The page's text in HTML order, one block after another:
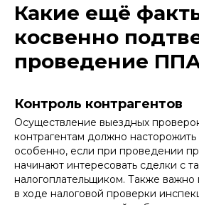
Какие ещё
косвенно
проведение
Контроль контрагентов
Осуществление выездных
контрагентам должно насторожить
особенно, если при проведении
начинают интересовать сделки с
налогоплательщиком. Также важно
в ходе налоговой проверки